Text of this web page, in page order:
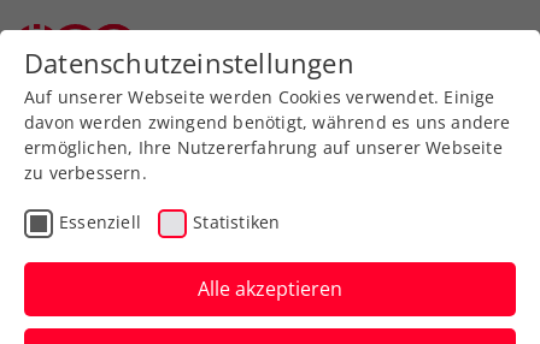
Zurück zur Newsübersicht
Turniere
Zischka ÖTV Seniors
Trophy powered by HEAD:
5 Heimsiege in Bad Ischl
Datenschutzeinstellungen
Auf unserer Webseite werden Cookies verwendet. Einige
davon werden zwingend benötigt, während es uns andere
ermöglichen, Ihre Nutzererfahrung auf unserer Webseite
zu verbessern.
Essenziell Statistiken
Alle akzeptieren